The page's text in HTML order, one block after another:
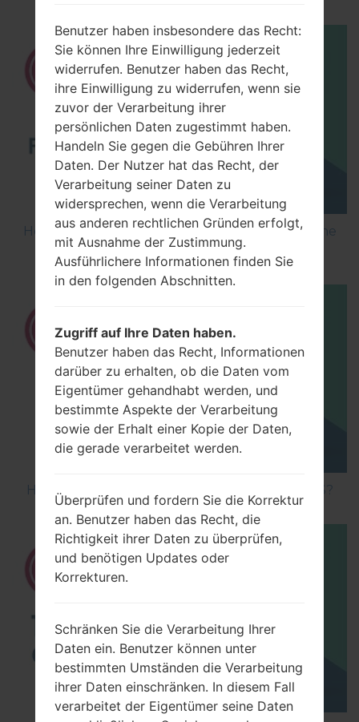
How to Flash Stock Firmware on LG Smartphone
using LG UP?
How to Hard Reset on LG Optimus Vu 2 F200S?
Benutzer haben insbesondere das Recht:
Sie können Ihre Einwilligung jederzeit
widerrufen. Benutzer haben das Recht,
ihre Einwilligung zu widerrufen, wenn sie
zuvor der Verarbeitung ihrer
persönlichen Daten zugestimmt haben.
Handeln Sie gegen die Gebühren Ihrer
Daten. Der Nutzer hat das Recht, der
Verarbeitung seiner Daten zu
widersprechen, wenn die Verarbeitung
aus anderen rechtlichen Gründen erfolgt,
mit Ausnahme der Zustimmung.
Ausführlichere Informationen finden Sie
in den folgenden Abschnitten.
Zugriff auf Ihre Daten haben.
Benutzer haben das Recht, Informationen
darüber zu erhalten, ob die Daten vom
Eigentümer gehandhabt werden, und
bestimmte Aspekte der Verarbeitung
sowie der Erhalt einer Kopie der Daten,
die gerade verarbeitet werden.
Überprüfen und fordern Sie die Korrektur
an. Benutzer haben das Recht, die
Richtigkeit ihrer Daten zu überprüfen,
und benötigen Updates oder
Korrekturen.
Schränken Sie die Verarbeitung Ihrer
Daten ein. Benutzer können unter
bestimmten Umständen die Verarbeitung
ihrer Daten einschränken. In diesem Fall
verarbeitet der Eigentümer seine Daten